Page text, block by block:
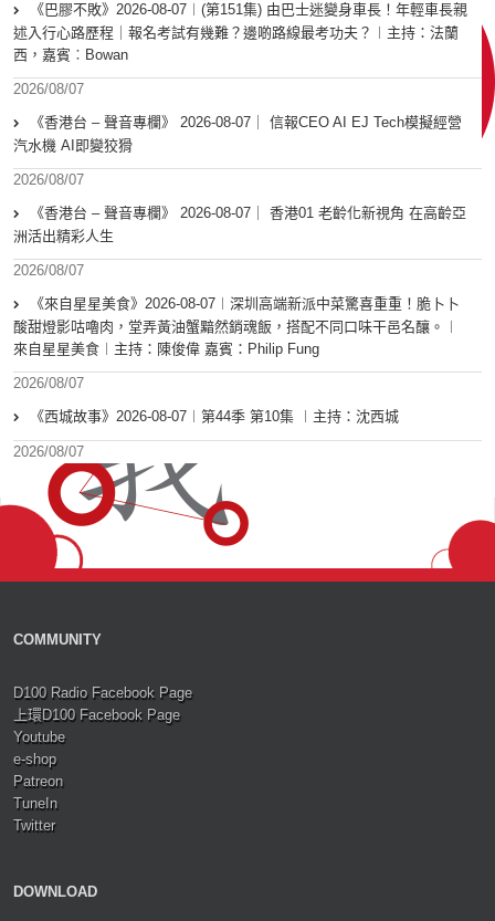
《巴膠不敗》2026-08-07︱(第151集) 由巴士迷變身車長！年輕車長親
述入行心路歷程｜報名考試有幾難？邊啲路線最考功夫？︱主持：法蘭
西，嘉賓︰Bowan
2026/08/07
《香港台 – 聲音專欄》 2026-08-07｜ 信報CEO AI EJ Tech模擬經營
汽水機 AI即變狡猾
2026/08/07
《香港台 – 聲音專欄》 2026-08-07｜ 香港01 老齡化新視角 在高齡亞
洲活出精彩人生
2026/08/07
《來自星星美食》2026-08-07︱深圳高端新派中菜驚喜重重！脆卜卜
酸甜燈影咕嚕肉，堂弄黃油蟹黯然銷魂飯，搭配不同口味干邑名釀。︱
來自星星美食︱主持：陳俊偉 嘉賓：Philip Fung
2026/08/07
《西城故事》2026-08-07︱第44季 第10集 ︱主持：沈西城
2026/08/07
COMMUNITY
D100 Radio Facebook Page
上環D100 Facebook Page
Youtube
e-shop
Patreon
TuneIn
Twitter
DOWNLOAD